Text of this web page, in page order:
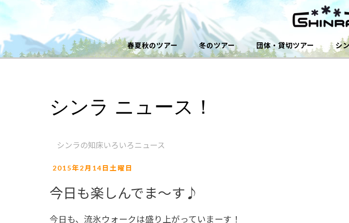
春夏秋のツアー 冬のツアー 団体・貸切ツアー シ
シンラ ニュース！
シンラの知床いろいろニュース
2015年2月14日土曜日
今日も楽しんでま～す♪
今日も、流氷ウォークは盛り上がっていまーす！